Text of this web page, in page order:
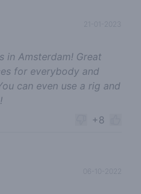
21-01-2023
in Amsterdam! Great
for everybody and
can even use a rig and
+8